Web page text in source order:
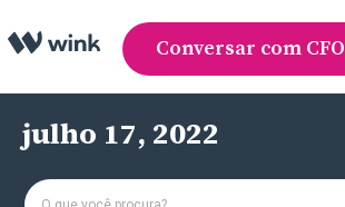
Conversar com CFO
julho 17, 2022